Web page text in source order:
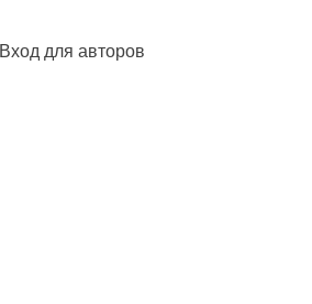
Вход для авторов